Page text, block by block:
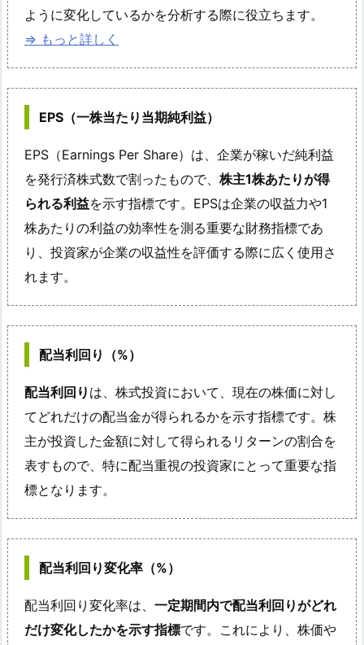
ように変化しているかを分析する際に役立ちます。
⇒ もっと詳しく
EPS（一株当たり当期純利益）
EPS（Earnings Per Share）は、企業が稼いだ純利益
を発行済株式数で割ったもので、 株主1株あたりが得
られる利益を示す指標です。EPSは企業の収益力や1
株あたりの利益の効率性を測る重要な財務指標であ
り、投資家が企業の収益性を評価する際に広く使用さ
れます。
配当利回り（%）
配当利回り は、株式投資において、現在の株価に対し
てどれだけの配当金が得られるかを示す指標です。株
主が投資した金額に対して得られるリターンの割合を
表すもので、特に配当重視の投資家にとって重要な指
標となります。
配当利回り変化率（%）
配当利回り変化率は、 一定期間内で配当利回りがどれ
だけ変化したかを示す指標です。これにより、株価や